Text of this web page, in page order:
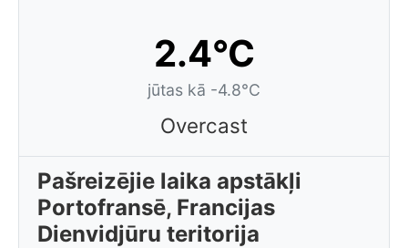
2.4°C
jūtas kā -4.8°C
Overcast
Pašreizējie laika apstākļi
Portofransē, Francijas
Dienvidjūru teritorija